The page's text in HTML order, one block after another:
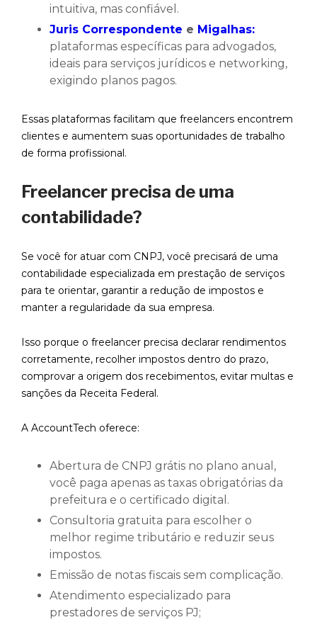
intuitiva, mas confiável.
Juris Correspondente e Migalhas:
plataformas específicas para advogados,
ideais para serviços jurídicos e networking,
exigindo planos pagos.
Essas plataformas facilitam que freelancers encontrem
clientes e aumentem suas oportunidades de trabalho
de forma profissional.
Freelancer precisa de uma
contabilidade?
Se você for atuar com CNPJ, você precisará de uma
contabilidade especializada em prestação de serviços
para te orientar, garantir a redução de impostos e
manter a regularidade da sua empresa.
Isso porque o freelancer precisa declarar rendimentos
corretamente, recolher impostos dentro do prazo,
comprovar a origem dos recebimentos, evitar multas e
sanções da Receita Federal.
A AccountTech oferece:
Abertura de CNPJ grátis no plano anual,
você paga apenas as taxas obrigatórias da
prefeitura e o certificado digital.
Consultoria gratuita para escolher o
melhor regime tributário e reduzir seus
impostos.
Emissão de notas fiscais sem complicação.
Atendimento especializado para
prestadores de serviços PJ;